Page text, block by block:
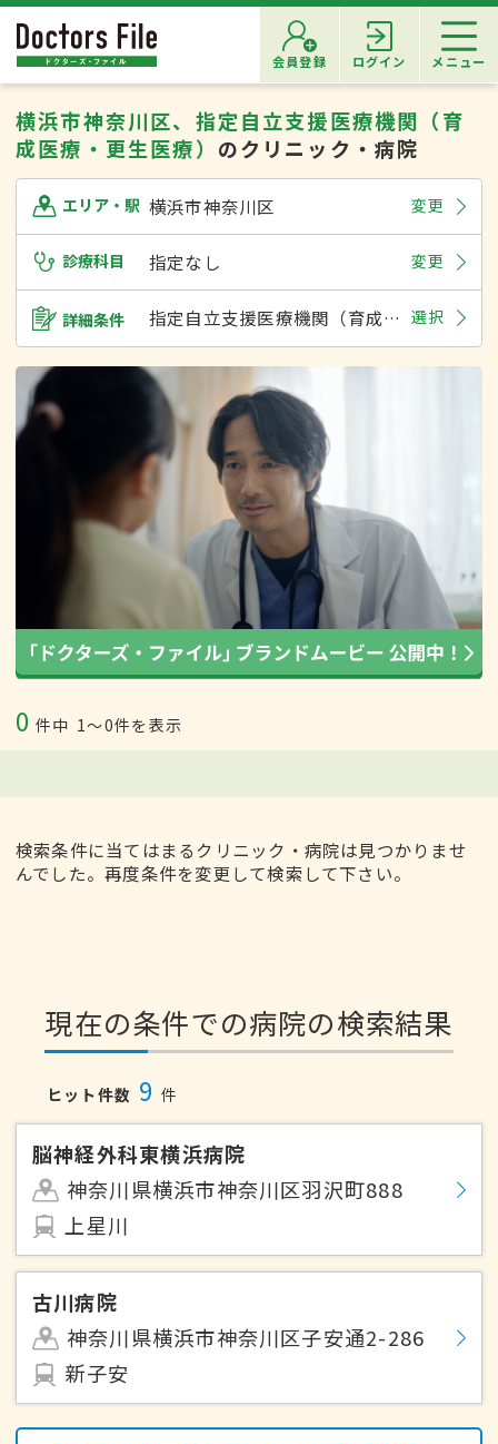
会員登録 ログイン メニュー
横浜市神奈川区、指定自立支援医療機関（育
成医療・更生医療） のクリニック・病院
エリア・駅 横浜市神奈川区 変更
診療科目 指定なし 変更
詳細条件 指定自立支援医療機関（育成医療・更生医療） 選択
0 件中 1〜0件を表示
検索条件に当てはまるクリニック・病院は見つかりませ
んでした。再度条件を変更して検索して下さい。
現在の条件での病院の検索結果
ヒット件数 9 件
脳神経外科東横浜病院
神奈川県横浜市神奈川区羽沢町888
上星川
古川病院
神奈川県横浜市神奈川区子安通2-286
新子安